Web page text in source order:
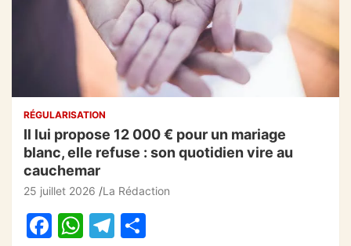
RÉGULARISATION
Il lui propose 12 000 € pour un mariage
blanc, elle refuse : son quotidien vire au
cauchemar
25 juillet 2026 La Rédaction
F
W T